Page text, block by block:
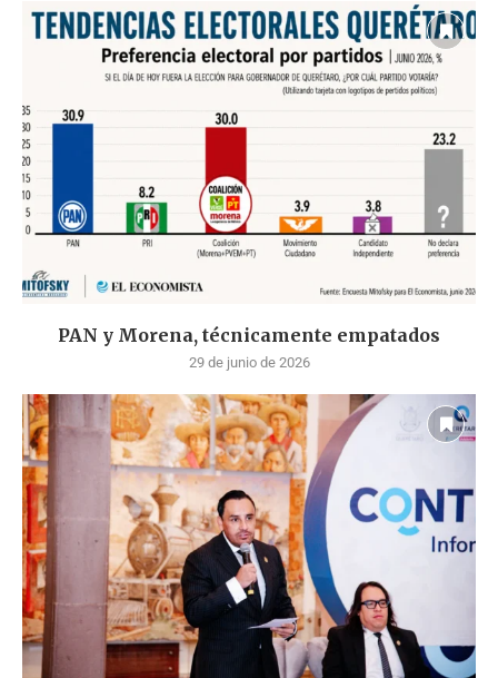
PAN y Morena, técnicamente empatados
29 de junio de 2026